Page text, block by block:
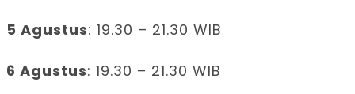
5 Agustus: 19.30 – 21.30 WIB
6 Agustus: 19.30 – 21.30 WIB